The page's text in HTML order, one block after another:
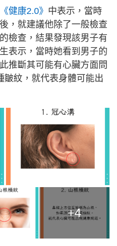
《健康2.0》 中表示，當時
，就建議他除了一般檢查
檢查，結果發現該男子有
表示，當時她看到男子的
推斷其可能有心臟方面問
皺紋，就代表身體可能出
+4